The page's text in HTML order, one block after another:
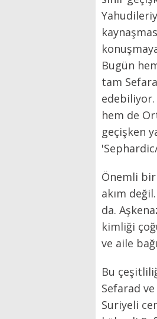
Bugün
tam
edebiliyor.
hem de
geçişken
Önemli bir
akım
da.
kimliği
ve aile
Bu
Sefarad
Suriyeli